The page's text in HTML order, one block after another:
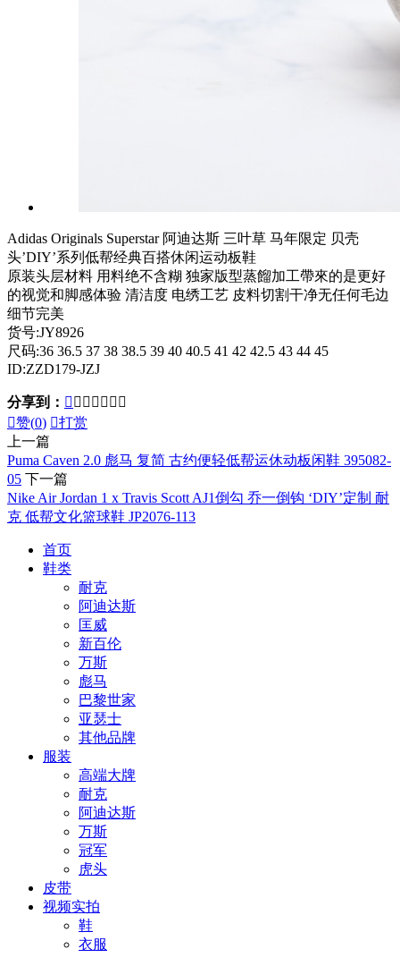
Adidas Originals Superstar 阿迪达斯 三叶草 马年限定 贝壳
头’DIY’系列低帮经典百搭休闲运动板鞋
原装头层材料 用料绝不含糊 独家版型蒸餾加工帶來的是更好
的视觉和脚感体验 清洁度 电绣工艺 皮料切割干净无任何毛边
细节完美
货号:JY8926
尺码:36 36.5 37 38 38.5 39 40 40.5 41 42 42.5 43 44 45
ID:ZZD179-JZJ
分享到：       
赞(0) 打赏
上一篇
Puma Caven 2.0 彪马 复简 古约便轻低帮运休动板闲鞋 395082-
05 下一篇
Nike Air Jordan 1 x Travis Scott AJ1倒勾 乔一倒钩 ‘DIY’定制 耐
克 低帮文化篮球鞋 JP2076-113
首页
鞋类
耐克
阿迪达斯
匡威
新百伦
万斯
彪马
巴黎世家
亚瑟士
其他品牌
服装
高端大牌
耐克
阿迪达斯
万斯
冠军
虎头
皮带
视频实拍
鞋
衣服